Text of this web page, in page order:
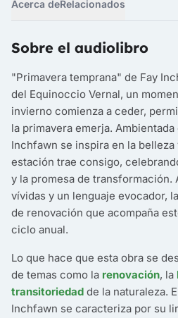
Acerca deRelacionados
Sobre el audiolibro
"Primavera temprana" de Fay
del Equinoccio Vernal, un
invierno comienza a ceder,
la primavera emerja.
Inchfawn se inspira en la
estación trae consigo,
y la promesa de transformación.
vívidas y un lenguaje evocador,
de renovación que acompaña
ciclo anual.
Lo que hace que esta obra se
de temas como la renovación, la
transitoriedad de la naturaleza.
Inchfawn se caracteriza por su